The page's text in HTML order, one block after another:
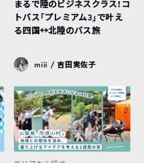
まるで陸のビジネスクラス！コ
トバス「プレミアム3」で叶え
る四国↔︎北陸のバス旅
miii / 吉田実佐子